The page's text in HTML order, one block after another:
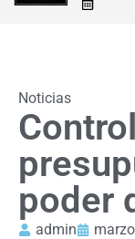
Noticias
Control
poder
admin